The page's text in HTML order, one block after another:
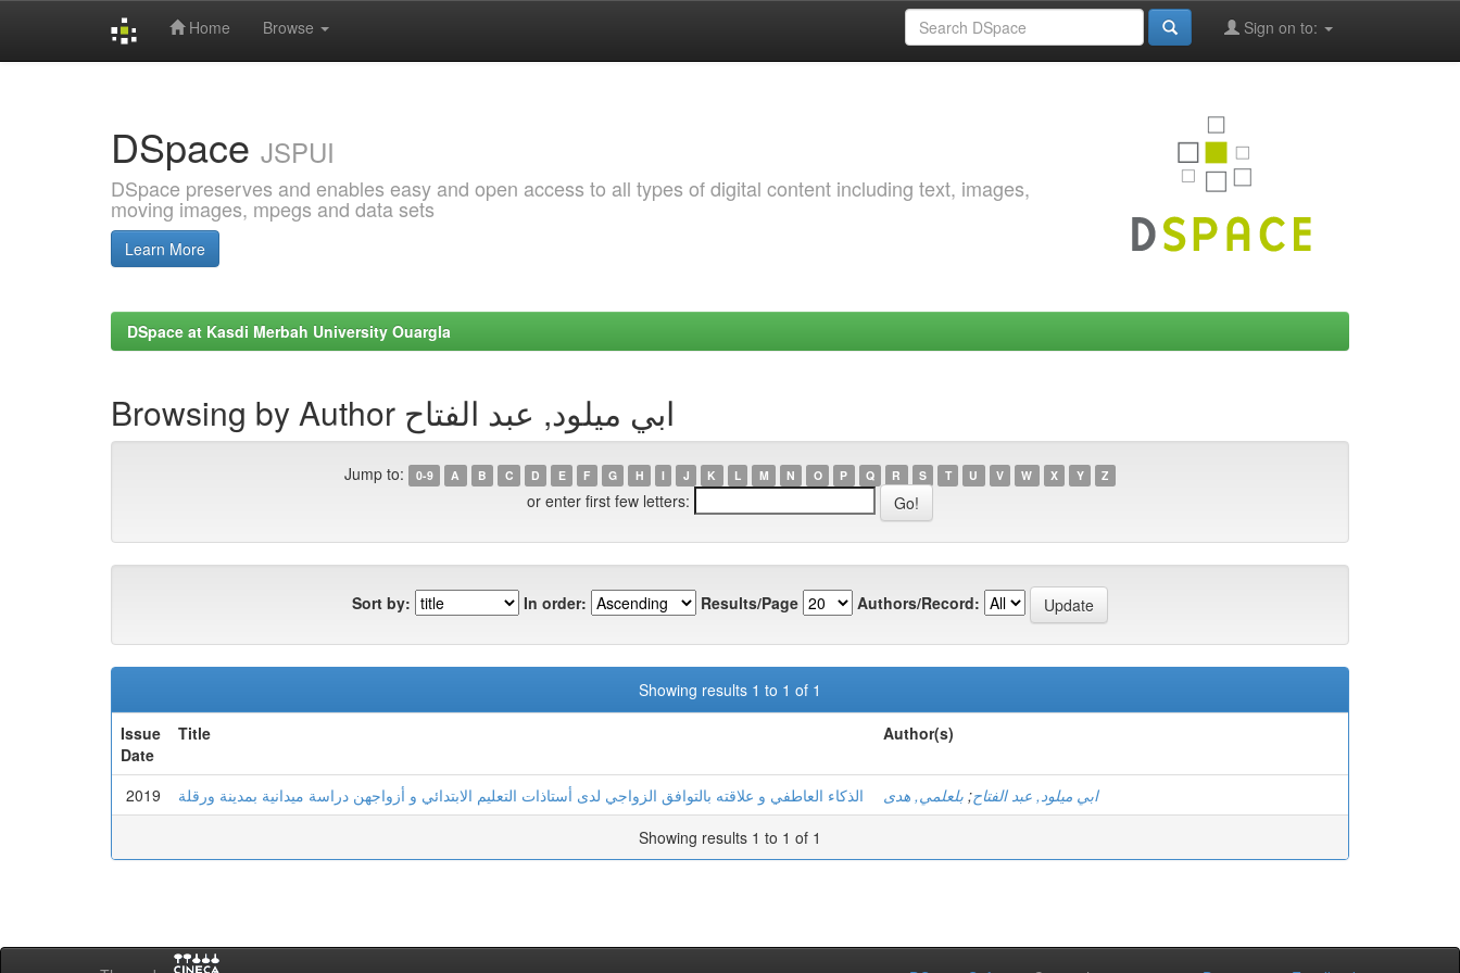
Home Browse Sign on to:
DSpace JSPUI
DSpace preserves and enables easy and open access to all types of digital content including text, images,
moving images, mpegs and data sets
Learn More
DSpace at Kasdi Merbah University Ouargla
Browsing by Author ابي ميلود, عبد الفتاح
Jump to: 0-9 A B C D E F G H I J K L M N O P Q R S T U V W X Y Z
or enter first few letters:
Sort by: In order: Results/Page Authors/Record:
Showing results 1 to 1 of 1
Issue
Date
Title Author(s)
2019 الذكاء العاطفي و علاقته بالتوافق الزواجي لدى أستاذات التعليم الابتدائي و أزواجهن دراسة ميدانية بمدينة ورقلة ابي ميلود, عبد الفتاح; بلعلمي, هدى
Showing results 1 to 1 of 1